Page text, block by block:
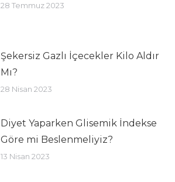
28 Temmuz 2023
Şekersiz Gazlı İçecekler Kilo Aldır
Mı?
28 Nisan 2023
Diyet Yaparken Glisemik İndekse
Göre mi Beslenmeliyiz?
13 Nisan 2023